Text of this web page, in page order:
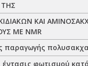
ΚΑΙ
ΜΕ NMR
παραγωγής
φωτισμού